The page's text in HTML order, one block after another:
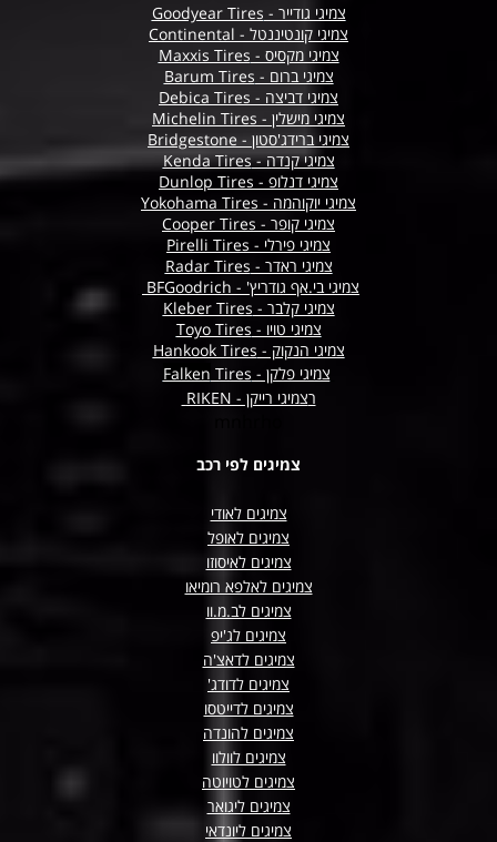
צמיגי גודייר - Goodyear Tires
צמיגי קונטיננטל - Continental
צמיגי מקסיס - Maxxis Tires
צמיגי ברום - Barum Tires
צמיגי דביצה - Debica Tires
צמיגי מישלין - Michelin Tires
צמיגי ברידג'סטון - Bridgestone
צמיגי קנדה - Kenda Tires
צמיגי דנלופ - Dunlop Tires
צמיגי יוקוהמה - Yokohama Tires
צמיגי קופר - Cooper Tires
צמיגי פירלי - Pirelli Tires
צמיגי ראדר - Radar Tires
צמיגי בי.אף גודריץ' - BFGoodrich
צמיגי קלבר - Kleber Tires
צמיגי טויו - Toyo Tires
צמיגי הנקוק - Hankook Tires
צמיגי פלקן -
Falken Tires
רצמיגי רייקן - RIKEN
צמיגים לפי רכב
צמיגים לאודי
צמיגים לאופל
צמיגים לאיסוזו
צמיגים לאלפא רומיאו
צמיגים לב.מ.וו
צמיגים לג'יפ
צמיגים לדאצ'ה
צמיגים לדודג'
צמיגים לדייטסו
צמיגים להונדה
צמיגים לוולוו
צמיגים לטויוטה
צמיגים ליגואר
צמיגים ליונדאי